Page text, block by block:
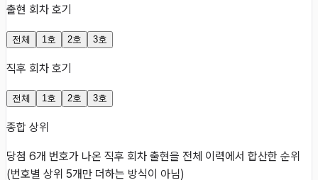
출현 회차 호기
전체 1호 2호 3호
직후 회차 호기
전체 1호 2호 3호
종합 상위
당첨 6개 번호가 나온 직후 회차 출현을 전체 이력에서 합산한 순위
(번호별 상위 5개만 더하는 방식이 아님)